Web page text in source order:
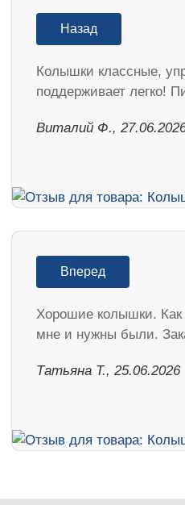
Назад
Колышки классные,
поддерживает легко!
Виталий Ф.,
Вперед
Хорошие колышки. Как
мне и нужны были.
Татьяна Т., 25.06.2026